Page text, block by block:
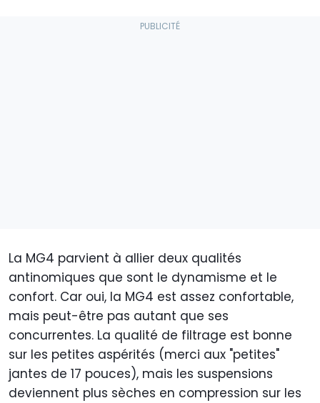
La MG4 parvient à allier deux qualités
antinomiques que sont le dynamisme et le
confort. Car oui, la MG4 est assez confortable,
mais peut-être pas autant que ses
concurrentes. La qualité de filtrage est bonne
sur les petites aspérités (merci aux "petites"
jantes de 17 pouces), mais les suspensions
deviennent plus sèches en compression sur les